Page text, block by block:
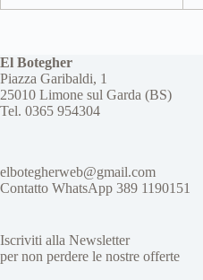
El Botegher
Piazza Garibaldi, 1
25010 Limone sul Garda (BS)
Tel. 0365 954304
elbotegherweb@gmail.com
Contatto WhatsApp 389 1190151
Iscriviti alla Newsletter
per non perdere le nostre offerte